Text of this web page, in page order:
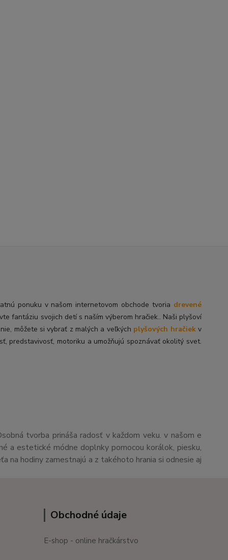
ponuku v našom internetovom obchode tvoria drevené
fantáziu svojich detí s naším výberom hračiek.. Naši plyšoví
môžete si vybrať z malých a veľkých plyšových hračiekv
predstavivosť, motoriku a umožňujú spoznávať okolitý svet.
tvorba prináša radosť v každom veku. v našom e
a estetické módne doplnky pomocou korálok, piesku,
na hodiny zamestnajú a z takéhoto hrania si odnesie aj
Obchodné údaje
E-shop - online hračkárstvo